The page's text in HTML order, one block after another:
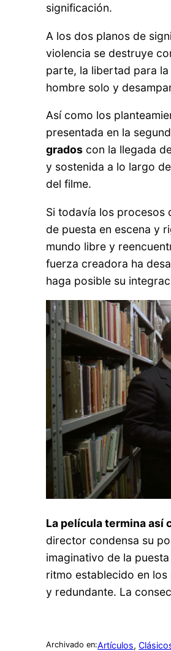
significación.
A los dos planos de
violencia se destruye
parte, la libertad para
hombre solo y
Así como los
presentada en la
grados con la llegada
y sostenida a lo largo
del filme.
Si todavía los procesos
de puesta en escena y
mundo libre y
fuerza creadora ha
haga posible su
La película termina así
director condensa su
imaginativo de la
ritmo establecido en
y redundante. La
Archivado en:Artículos,